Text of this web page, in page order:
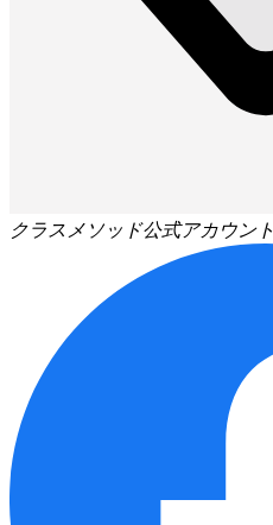
クラスメソッド公式アカウント